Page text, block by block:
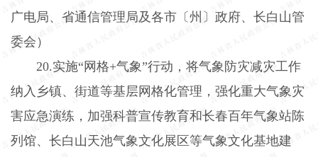
广电局、省通信管理局及各市〔州〕政府、长白山管
委会）
20.实施“网格+气象”行动，将气象防灾减灾工作
纳入乡镇、街道等基层网格化管理，强化重大气象灾
害应急演练，加强科普宣传教育和长春百年气象站陈
列馆、长白山天池气象文化展区等气象文化基地建